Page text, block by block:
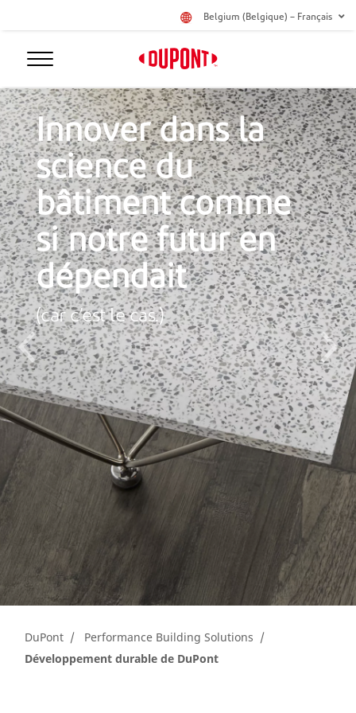
Belgium (Belgique) – Français
Innover dans la
science du
bâtiment comme
si notre futur en
dépendait
(car c’est le cas.)
Previous Next
DuPont
Performance Building Solutions
Développement durable de DuPont